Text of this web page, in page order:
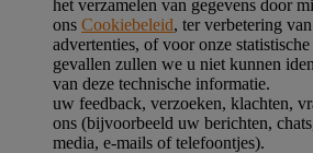
het verzamelen van gegevens door
ons Cookiebeleid, ter verbetering
advertenties, of voor onze
gevallen zullen we u niet kunnen
van deze technische informatie.
uw feedback, verzoeken, klachten,
ons (bijvoorbeeld uw berichten,
media, e-mails of telefoontjes).